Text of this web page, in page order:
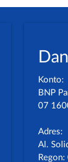
Konto:
BNP
07
Adres:
Al.